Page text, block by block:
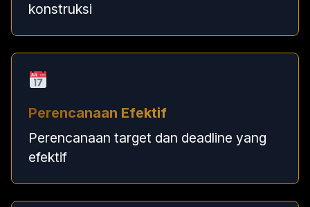
konstruksi
Perencanaan Efektif
Perencanaan target dan deadline yang
efektif